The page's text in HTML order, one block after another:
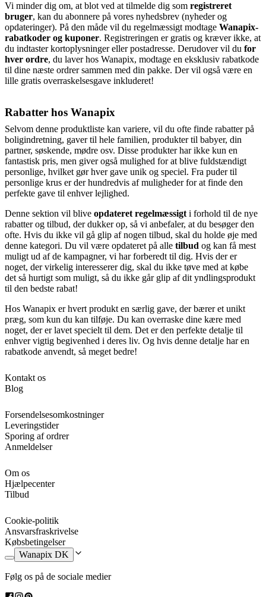
Vi minder dig om, at blot ved at tilmelde dig som registreret
bruger, kan du abonnere på vores nyhedsbrev (nyheder og
opdateringer). På den måde vil du regelmæssigt modtage Wanapix-
rabatkoder og kuponer. Registreringen er gratis og kræver ikke, at
du indtaster kortoplysninger eller postadresse. Derudover vil du for
hver ordre, du laver hos Wanapix, modtage en eksklusiv rabatkode
til dine næste ordrer sammen med din pakke. Der vil også være en
lille gratis overraskelsesgave inkluderet!
Rabatter hos Wanapix
Selvom denne produktliste kan variere, vil du ofte finde rabatter på
boligindretning, gaver til hele familien, produkter til babyer, din
partner, søskende, mødre osv. Disse produkter har ikke kun en
fantastisk pris, men giver også mulighed for at blive fuldstændigt
personlige, hvilket gør hver gave unik og speciel. Fra puder til
personlige krus er der hundredvis af muligheder for at finde den
perfekte gave til enhver lejlighed.
Denne sektion vil blive opdateret regelmæssigt i forhold til de nye
rabatter og tilbud, der dukker op, så vi anbefaler, at du besøger den
ofte. Hvis du ikke vil gå glip af nogen tilbud, skal du holde øje med
denne kategori. Du vil være opdateret på alle tilbud og kan få mest
muligt ud af de kampagner, vi har forberedt til dig. Hvis der er
noget, der virkelig interesserer dig, skal du ikke tøve med at købe
det så hurtigt som muligt, så du ikke går glip af dit yndlingsprodukt
til den bedste rabat!
Hos Wanapix er hvert produkt en særlig gave, der bærer et unikt
præg, som kun du kan tilføje. Du kan overraske dine kære med
noget, der er lavet specielt til dem. Det er den perfekte detalje til
enhver vigtig begivenhed i deres liv. Og hvis denne detalje har en
rabatkode anvendt, så meget bedre!
Kontakt os
Blog
Forsendelsesomkostninger
Leveringstider
Sporing af ordrer
Anmeldelser
Om os
Hjælpecenter
Tilbud
Cookie-politik
Ansvarsfraskrivelse
Købsbetingelser
Wanapix DK
Følg os på de sociale medier